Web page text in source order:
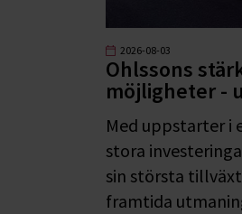
2026-08-03
Ohlssons
möjligheter -
Med uppstarter i
stora
sin största
framtida